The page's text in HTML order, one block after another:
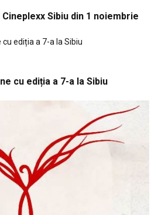
Sibiu din 1 noiembrie
cu ediția a 7-a la Sibiu